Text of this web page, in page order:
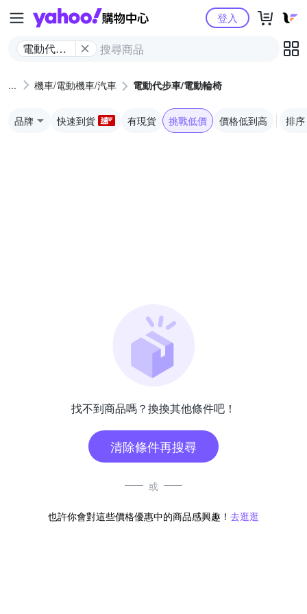
Yahoo購物中心
電動代步
椅
登入
機車/電動機車/汽車 電動代步車/電動輪椅
品牌 快速到貨 有現貨 挑戰低價 價格低到高 排序
找不到商品嗎？換換其他條件吧！
清除條件再搜尋
或
也許你會對這些價格優惠中的商品感興趣！ 去逛逛